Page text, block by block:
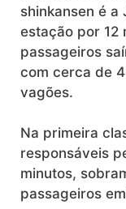
shinkansen é a
estação por 12
passageiros
com cerca de
vagões.
Na primeira
responsáveis
minutos,
passageiros